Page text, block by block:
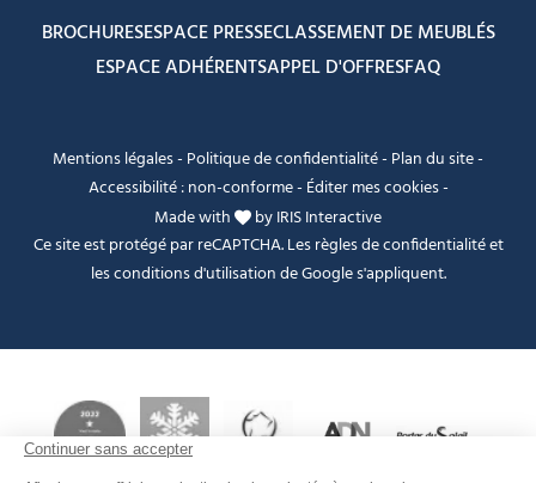
BROCHURESESPACE PRESSECLASSEMENT DE MEUBLÉS
ESPACE ADHÉRENTSAPPEL D'OFFRESFAQ
Mentions légales- Politique de confidentialité- Plan du site-
Accessibilité : non-conforme- Éditer mes cookies-
Made with
byIRIS Interactive
Ce site est protégé par reCAPTCHA. Lesrègles de confidentialitéet
lesconditions d'utilisationde Google s'appliquent.